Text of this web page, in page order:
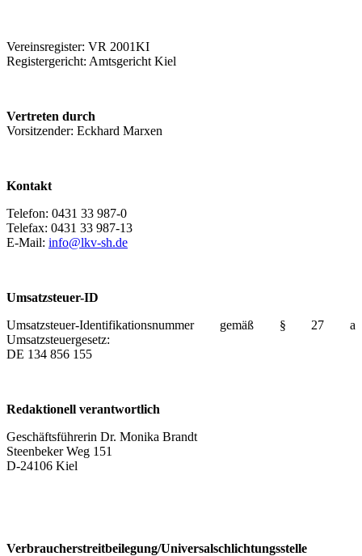
Vereinsregister: VR 2001KI
Registergericht: Amtsgericht Kiel
Vertreten durch
Vorsitzender: Eckhard Marxen
Kontakt
Telefon: 0431 33 987-0
Telefax: 0431 33 987-13
E-Mail: info@lkv-sh.de
Umsatzsteuer-ID
Umsatzsteuer-Identifikationsnummer gemäß § 27 a
Umsatzsteuergesetz:
DE 134 856 155
Redaktionell verantwortlich
Geschäftsführerin Dr. Monika Brandt
Steenbeker Weg 151
D-24106 Kiel
Verbraucher­streit­beilegung/Universal­schlichtungs­stelle